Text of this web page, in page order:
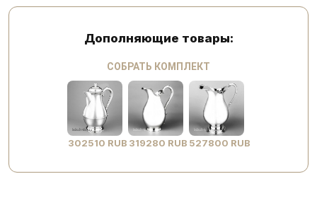
Дополняющие товары:
СОБРАТЬ КОМПЛЕКТ
302510 RUB 319280 RUB 527800 RUB